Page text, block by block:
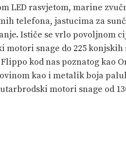
LED rasvjetom, marine
telefona, jastucima za
Ističe se vrlo povoljnom
motori snage do 225
kod nas poznatog kao
kao i metalik boja
motori snage od